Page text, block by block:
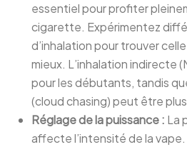
essentiel pour profiter
cigarette. Expérimentez
d’inhalation pour trouver
mieux. L’inhalation indirecte
pour les débutants, tandis
(cloud chasing) peut être
Réglage de la puissance : La
affecte l’intensité de la